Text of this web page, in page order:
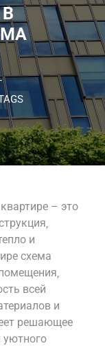
– это
и
схема
всей
и
решающее
уютного